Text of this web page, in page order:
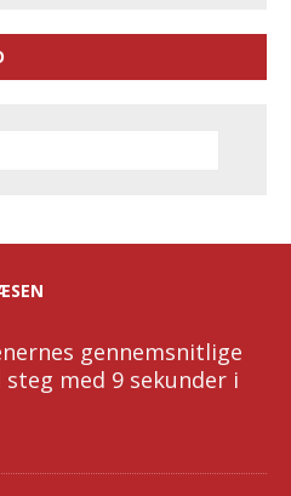
gennemsnitlige
med 9 sekunder i